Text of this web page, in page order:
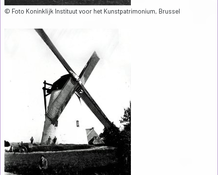
© Foto Koninklijk Instituut voor het Kunstpatrimonium, Brussel